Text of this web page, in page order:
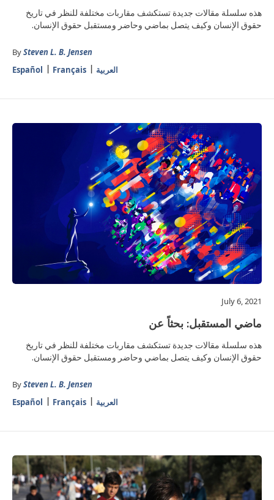
هذه سلسلة مقالات جديدة تستكشف مقاربات مختلفة للنظر في تاريخ
حقوق الإنسان وكيف يتصل بماضي وحاضر ومستقبل حقوق الإنسان.
BySteven L. B. Jensen
Español
Français العربية
July 6, 2021
ماضي المستقبل: بحثاً عن
هذه سلسلة مقالات جديدة تستكشف مقاربات مختلفة للنظر في تاريخ
حقوق الإنسان وكيف يتصل بماضي وحاضر ومستقبل حقوق الإنسان.
BySteven L. B. Jensen
Español
Français العربية